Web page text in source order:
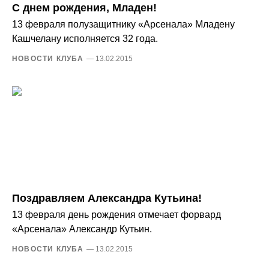
С днем рождения, Младен!
13 февраля полузащитнику «Арсенала» Младену
Кашчелану исполняется 32 года.
НОВОСТИ КЛУБА — 13.02.2015
Поздравляем Александра Кутьина!
13 февраля день рождения отмечает форвард
«Арсенала» Александр Кутьин.
НОВОСТИ КЛУБА — 13.02.2015